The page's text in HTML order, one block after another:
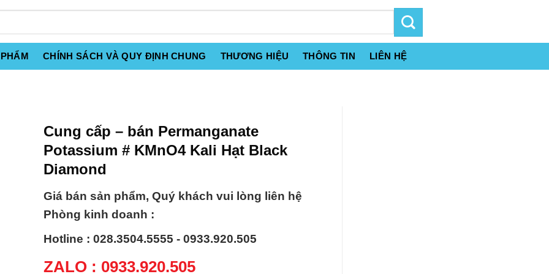
CHÍNH SÁCH VÀ QUY ĐỊNH CHUNG THƯƠNG HIỆU THÔNG TIN LIÊN HỆ
Cung cấp – bán Permanganate
Potassium # KMnO4 Kali Hạt Black
Diamond
Giá bán sản phẩm, Quý khách vui lòng liên hệ
Phòng kinh doanh :
Hotline : 028.3504.5555 - 0933.920.505
ZALO : 0933.920.505